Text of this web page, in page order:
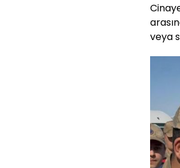
veya